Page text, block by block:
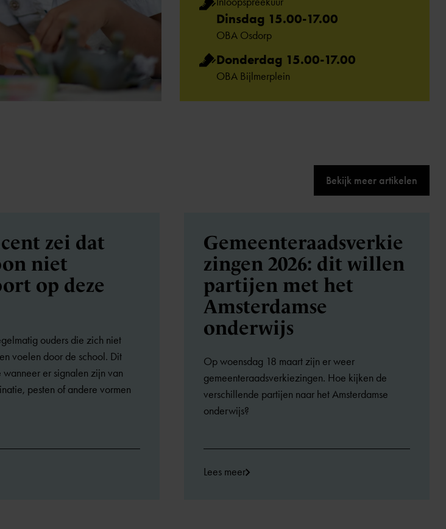
Dinsdag 15.00-17.00
OBA Osdorp
Donderdag 15.00-17.00
OBA Bijlmerplein
Bekijk meer artikelen
zei dat
niet
op deze
ouders die zich niet
voelen door de school. Dit
wanneer er signalen zijn van
pesten of andere vormen
Gemeenteraadsverkie
zingen 2026: dit willen
partijen met het
Amsterdamse
onderwijs
Op woensdag 18 maart zijn er weer
gemeenteraadsverkiezingen. Hoe kijken de
verschillende partijen naar het Amsterdamse
onderwijs?
Lees meer